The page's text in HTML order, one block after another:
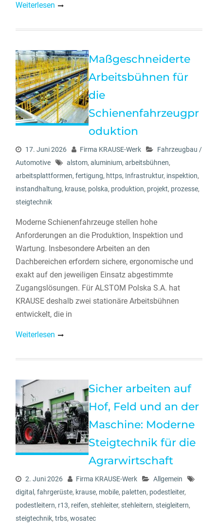
Weiterlesen
Maßgeschneiderte
Arbeitsbühnen für
die
Schienenfahrzeugpr
oduktion
17. Juni 2026 Firma KRAUSE-Werk
Fahrzeugbau /
Automotive
alstom, aluminium, arbeitsbühnen,
arbeitsplattformen, fertigung, https, Infrastruktur, inspektion,
instandhaltung, krause, polska, produktion, projekt, prozesse,
steigtechnik
Moderne Schienenfahrzeuge stellen hohe
Anforderungen an die Produktion, Inspektion und
Wartung. Insbesondere Arbeiten an den
Dachbereichen erfordern sichere, ergonomische und
exakt auf den jeweiligen Einsatz abgestimmte
Zugangslösungen. Für ALSTOM Polska S.A. hat
KRAUSE deshalb zwei stationäre Arbeitsbühnen
entwickelt, die in
Weiterlesen
Sicher arbeiten auf
Hof, Feld und an der
Maschine: Moderne
Steigtechnik für die
Agrarwirtschaft
2. Juni 2026 Firma KRAUSE-Werk
Allgemein
digital , fahrgerüste, krause, mobile, paletten, podestleiter,
podestleitern, r13, reifen, stehleiter, stehleitern, steigleitern,
steigtechnik, trbs, wosatec